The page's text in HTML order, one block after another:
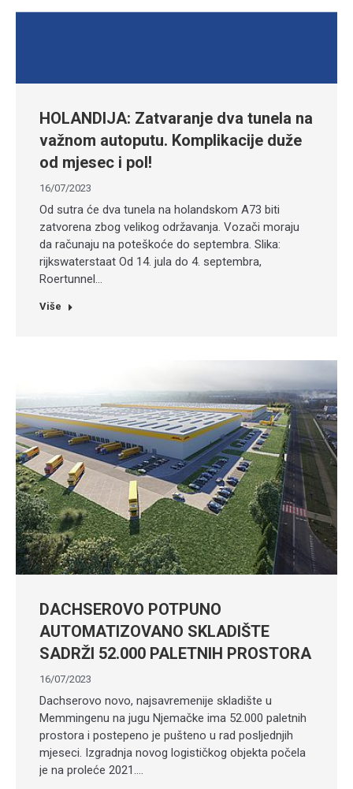
HOLANDIJA: Zatvaranje dva tunela na
važnom autoputu. Komplikacije duže
od mjesec i pol!
16/07/2023
Od sutra će dva tunela na holandskom A73 biti
zatvorena zbog velikog održavanja. Vozači moraju
da računaju na poteškoće do septembra. Slika:
rijkswaterstaat Od 14. jula do 4. septembra,
Roertunnel…
Više
DACHSEROVO POTPUNO
AUTOMATIZOVANO SKLADIŠTE
SADRŽI 52.000 PALETNIH PROSTORA
16/07/2023
Dachserovo novo, najsavremenije skladište u
Memmingenu na jugu Njemačke ima 52.000 paletnih
prostora i postepeno je pušteno u rad posljednjih
mjeseci. Izgradnja novog logističkog objekta počela
je na proleće 2021.…